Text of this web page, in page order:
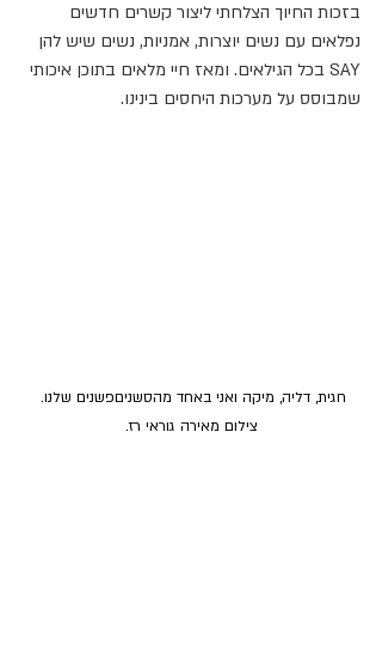
בזכות החיוך הצלחתי ליצור קשרים חדשים
נפלאים עם נשים יוצרות, אמניות, נשים שיש להן
SAY בכל הגילאים. ומאז חיי מלאים בתוכן איכותי
שמבוסס על מערכות היחסים בינינו.
חגית, דליה, מיקה ואני באחד מהסשניםפשנים שלנו.
צילום מאירה גוראי רז.